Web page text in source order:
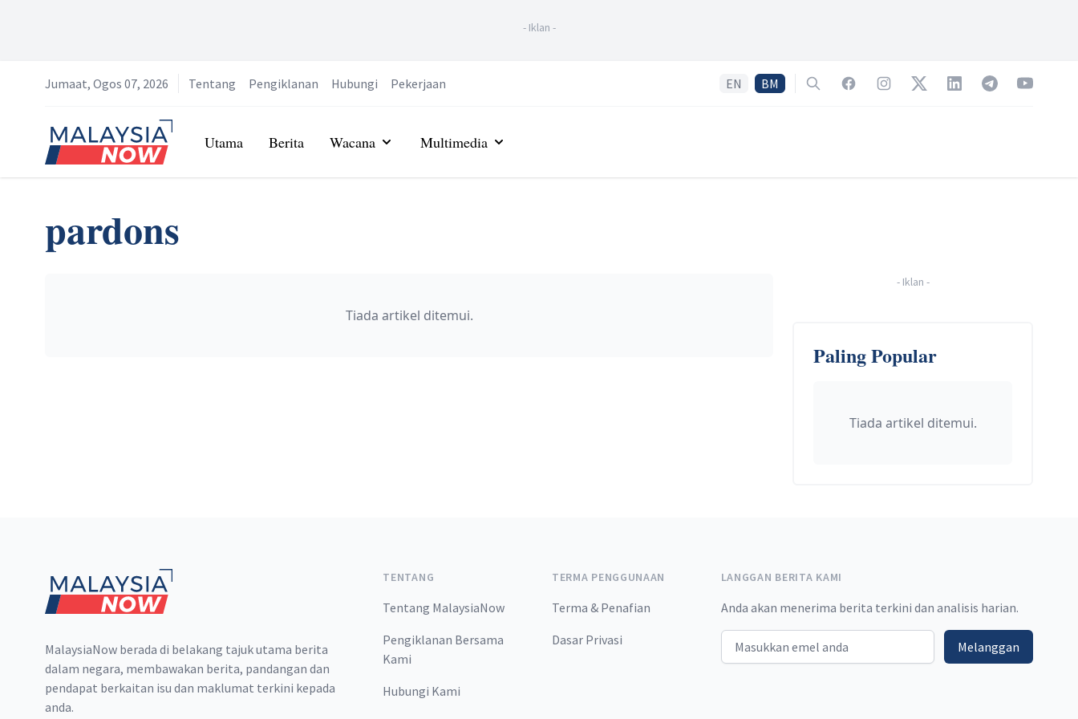
- Iklan -
Jumaat, Ogos 07, 2026 Tentang Pengiklanan Hubungi Pekerjaan EN BM SearchFacebookInstagramTwitterLinkedInTelegramYouTube
Home
Utama Berita Wacana Multimedia
pardons
Tiada artikel ditemui.
- Iklan -
Paling Popular
Tiada artikel ditemui.
MalaysiaNow berada di belakang tajuk utama berita
dalam negara, membawakan berita, pandangan dan
pendapat berkaitan isu dan maklumat terkini kepada
anda.
TENTANG
Tentang MalaysiaNow
Pengiklanan Bersama
Kami
Hubungi Kami
TERMA PENGGUNAAN
Terma & Penafian
Dasar Privasi
LANGGAN BERITA KAMI
Anda akan menerima berita terkini dan analisis harian.
Email address Melanggan